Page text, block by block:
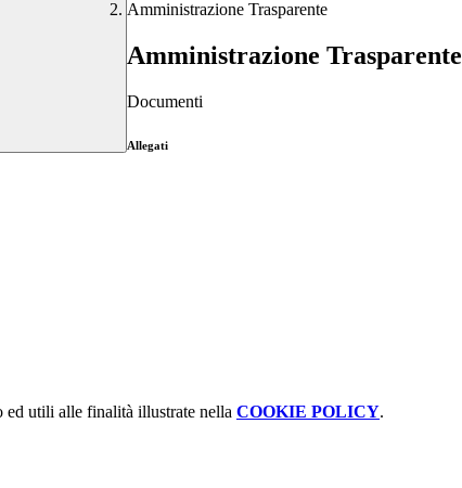
Amministrazione Trasparente
Amministrazione Trasparente
Documenti
Allegati
ed utili alle finalità illustrate nella COOKIE POLICY.